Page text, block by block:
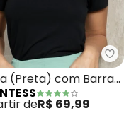
Blusa (Pied de
(Preta) com Barra
deR$ 69,99